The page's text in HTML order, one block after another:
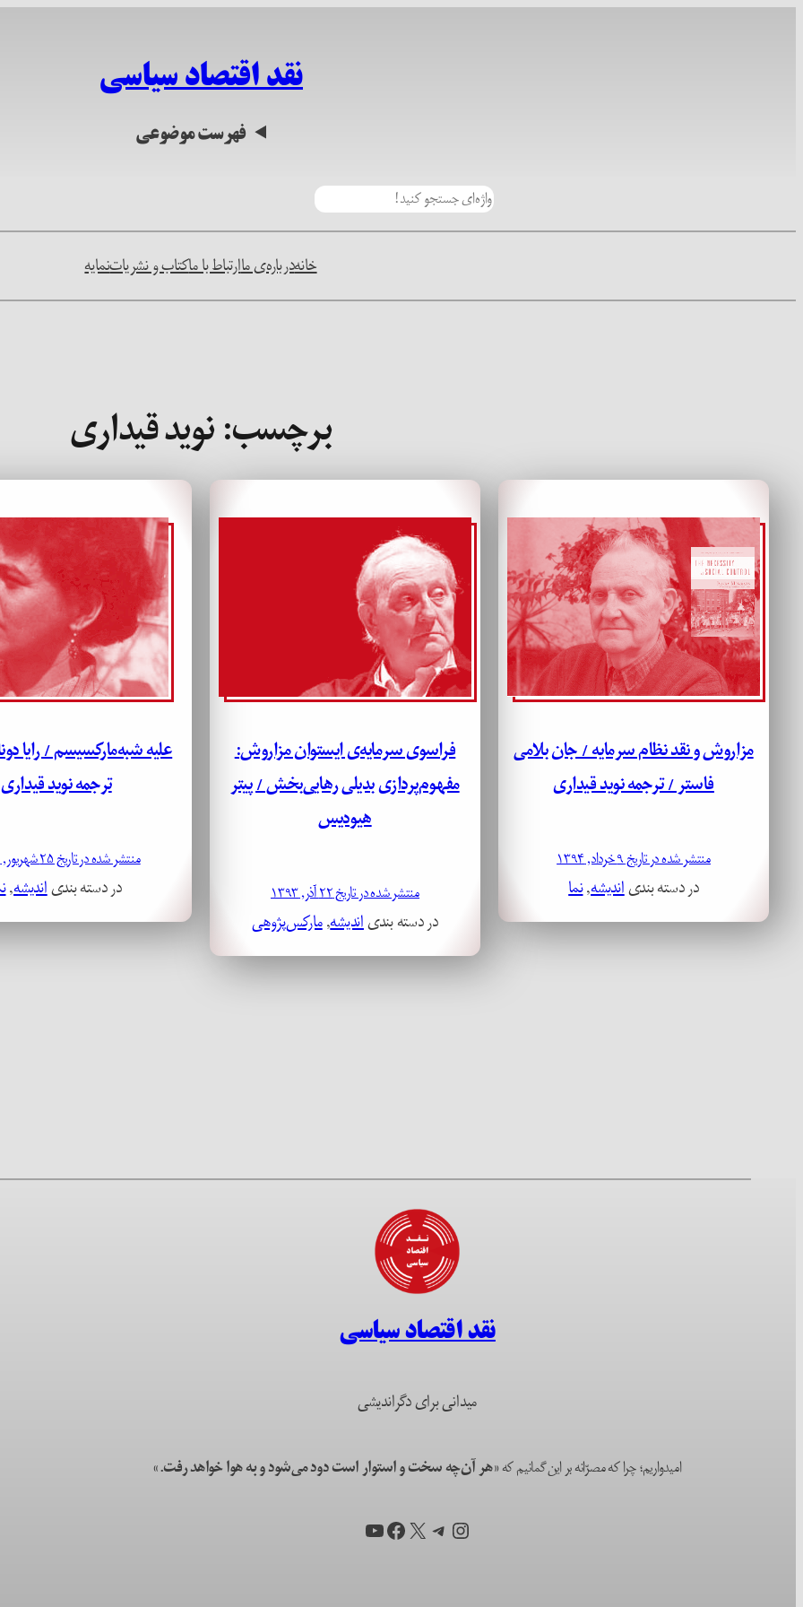
نقد اقتصاد سیاسی
فهرست موضوعی
خانهدرباره‌ی ماارتباط با ماکتاب و نشریاتنمایه
برچسب:نوید قیداری
مزاروش و نقد نظام سرمایه / جان بلامی
فاستر / ترجمه نوید قیداری
منتشر شده در تاریخ ۹ خرداد, ۱۳۹۴
در دسته بندیاندیشه, نما
فراسوی سرمایه‌ی ایستوان مزاروش:
مفهوم‌پردازی بدیلی رهایی‌بخش / پیتر
هیودیس
منتشر شده در تاریخ ۲۲ آذر, ۱۳۹۳
در دسته بندیاندیشه, مارکس‌پژوهی
علیه شبه‌مارکسیسم / رایا
ترجمه نوید قیداری
منتشر شده در تاریخ ۲۵ شهریور, ۱۳۹۲
در دسته بندیاندیشه,
نقد اقتصاد سیاسی
میدانی برای دگراندیشی
امیدواریم؛ چرا که مصرّانه بر این گمانیم که«هر آن‌چه سخت و استوار است دود می‌شود و به هوا خواهد رفت.»
اینستاگرم
تلگرام
X فیس‌بوک
یوتیوب